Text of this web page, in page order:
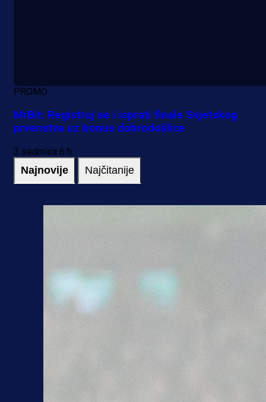
PROMO
MrBit: Registruj se i isprati finale Svjetskog
prvenstva uz bonus dobrodošlice
3 sedmica 6 h
Najnovije Najčitanije